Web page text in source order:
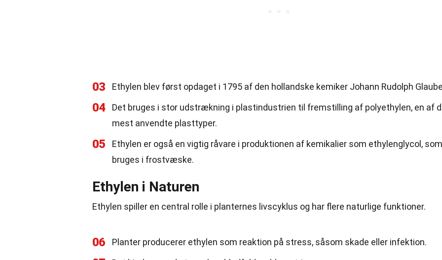
03 Ethylen blev først opdaget i 1795 af den hollandske kemiker Johann Rudolph
04
Det bruges i stor udstrækning i plastindustrien til fremstilling af polyethylen, en af
mest anvendte plasttyper.
05
Ethylen er også en vigtig råvare i produktionen af kemikalier som ethylenglycol, som
bruges i frostvæske.
Ethylen i Naturen
Ethylen spiller en central rolle i planternes livscyklus og har flere naturlige funktioner.
06 Planter producerer ethylen som reaktion på stress, såsom skade eller infektion.